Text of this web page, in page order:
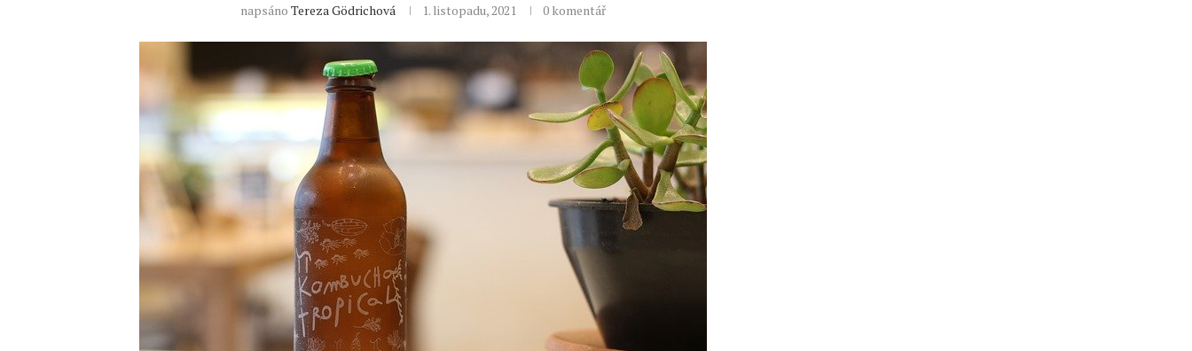
napsáno Tereza Gödrichová 1. listopadu, 2021 0 komentář